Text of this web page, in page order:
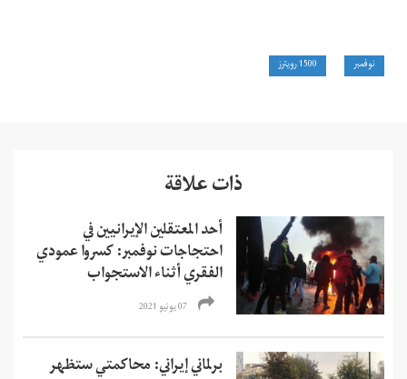
نوفمبر 1500 رويترز
ذات علاقة
أحد المعتقلين الإيرانيين في
احتجاجات نوفمبر: كسروا عمودي
الفقري أثناء الاستجواب
07 يونيو 2021
برلماني إيراني: محاكمتي ستظهر